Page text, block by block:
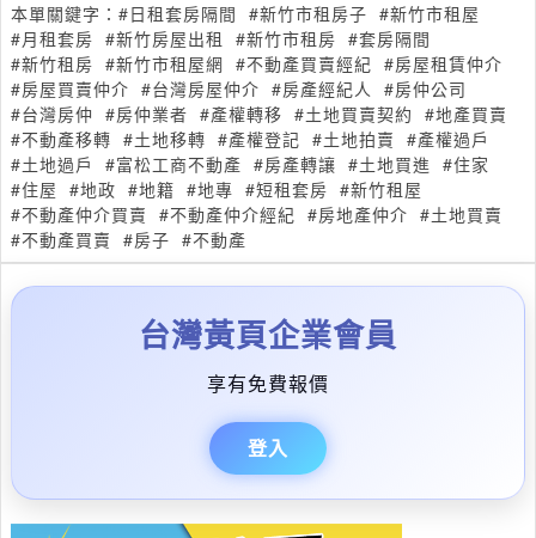
本單關鍵字： #日租套房隔間 #新竹市租房子 #新竹市租屋
#月租套房 #新竹房屋出租 #新竹市租房 #套房隔間
#新竹租房 #新竹市租屋網 #不動產買賣經紀 #房屋租賃仲介
#房屋買賣仲介 #台灣房屋仲介 #房產經紀人 #房仲公司
#台灣房仲 #房仲業者 #產權轉移 #土地買賣契約 #地產買賣
#不動產移轉 #土地移轉 #產權登記 #土地拍賣 #產權過戶
#土地過戶
#富松工商不動產 #房產轉讓 #土地買進 #住家
#住屋 #地政 #地籍 #地專 #短租套房 #新竹租屋
#不動產仲介買賣 #不動產仲介經紀 #房地產仲介 #土地買賣
#不動產買賣 #房子 #不動產
台灣黃頁企業會員
享有免費報價
登入